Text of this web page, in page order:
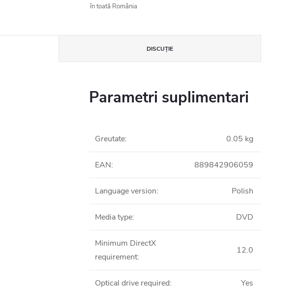
în toată România
DISCUŢIE
Parametri suplimentari
Greutate: 0.05 kg
EAN: 889842906059
Language version: Polish
Media type: DVD
Minimum DirectX
requirement:
12.0
Optical drive required: Yes